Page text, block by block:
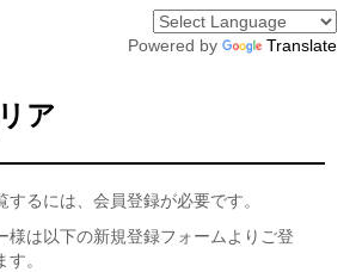
Powered by Translate
ア
するには、会員登録が必要です。
様は以下の新規登録フォームよりご登
。